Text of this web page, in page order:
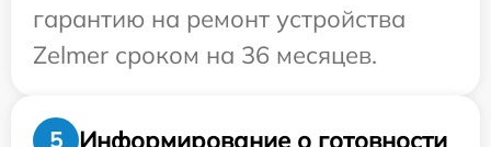
гарантию на ремонт устройства
Zelmer сроком на 36 месяцев.
5
Информирование о готовности